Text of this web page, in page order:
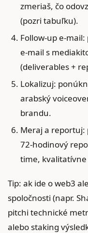
zmeriaš, čo
(pozri tabuľku).
Follow-up
e‑mail s
(deliverables +
Lokalizuj:
arabský
brandu.
Meraj a reportuj:
72‑hodinový
time,
Tip: ak ide o web3
spoločnosti (napr.
pitchi technické
alebo staking